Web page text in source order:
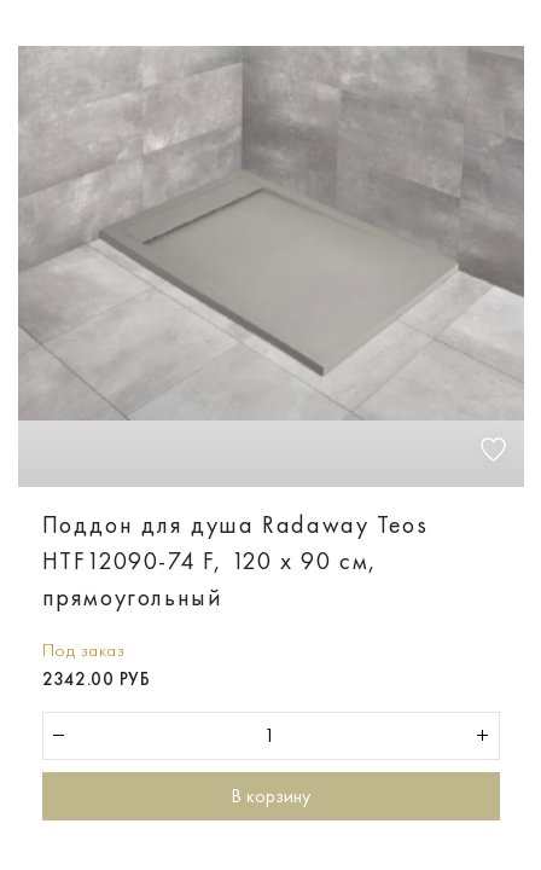
Поддон для душа Radaway Teos
HTF12090-74 F, 120 x 90 см,
прямоугольный
Под заказ
2342.00 РУБ
В корзину